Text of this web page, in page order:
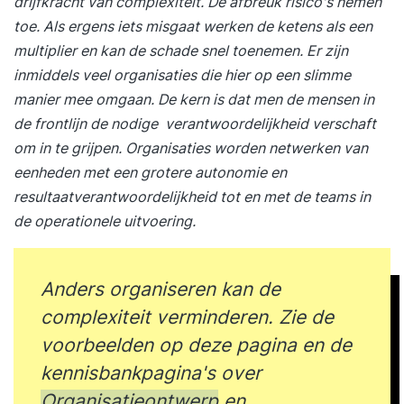
toe. Als ergens iets misgaat werken de ketens als een
multiplier en kan de schade snel toenemen. Er zijn
inmiddels veel organisaties die hier op een slimme
manier mee omgaan. De kern is dat men de mensen in
de frontlijn de nodige verantwoordelijkheid verschaft
om in te grijpen. Organisaties worden netwerken van
eenheden met een grotere autonomie en
resultaatverantwoordelijkheid tot en met de teams in
de operationele uitvoering.
Anders organiseren kan de
complexiteit verminderen. Zie de
voorbeelden op deze pagina en de
kennisbankpagina's over